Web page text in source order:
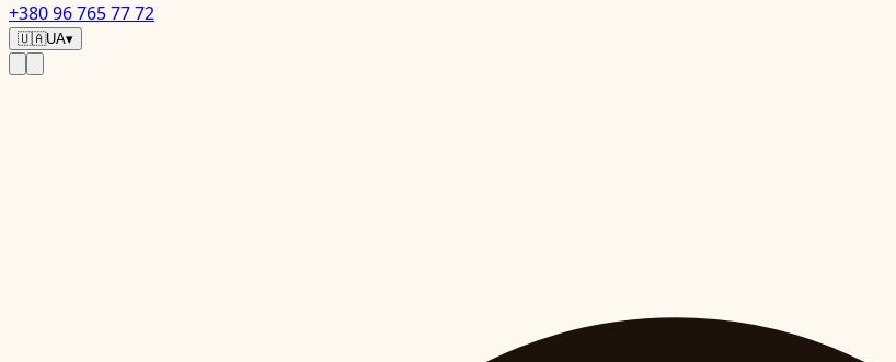
+380 96 765 77 72
🇺🇦UA▾